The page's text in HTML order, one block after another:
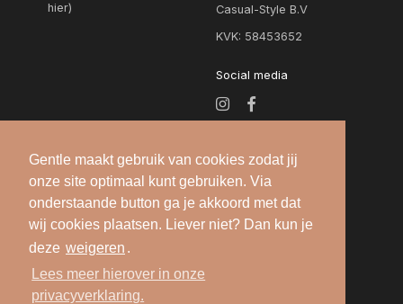
Gentle maakt gebruik van cookies zodat jij
onze site optimaal kunt gebruiken. Via
onderstaande button ga je akkoord met dat
wij cookies plaatsen. Liever niet? Dan kun je
deze weigeren .
Lees meer hierover in onze
privacyverklaring.
hier)
Casual-Style B.V
KVK: 58453652
Social media
Alle rechten voorbehouden — 2026 © Gentle
Oisterwijk |Algemene voorwaarden